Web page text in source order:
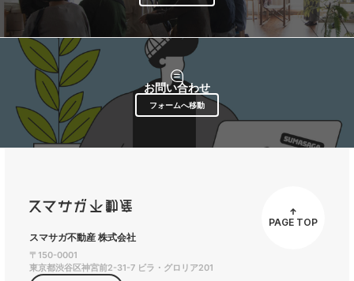
お問い合わせ
フォームへ移動
PAGE TOP
スマサガ不動産 株式会社
〒150-0001
東京都渋谷区神宮前2-31-7 ビラ・グロリア201